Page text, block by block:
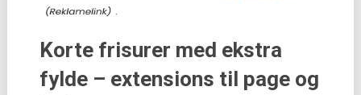
Korte frisurer med ekstra
fylde – extensions til page og